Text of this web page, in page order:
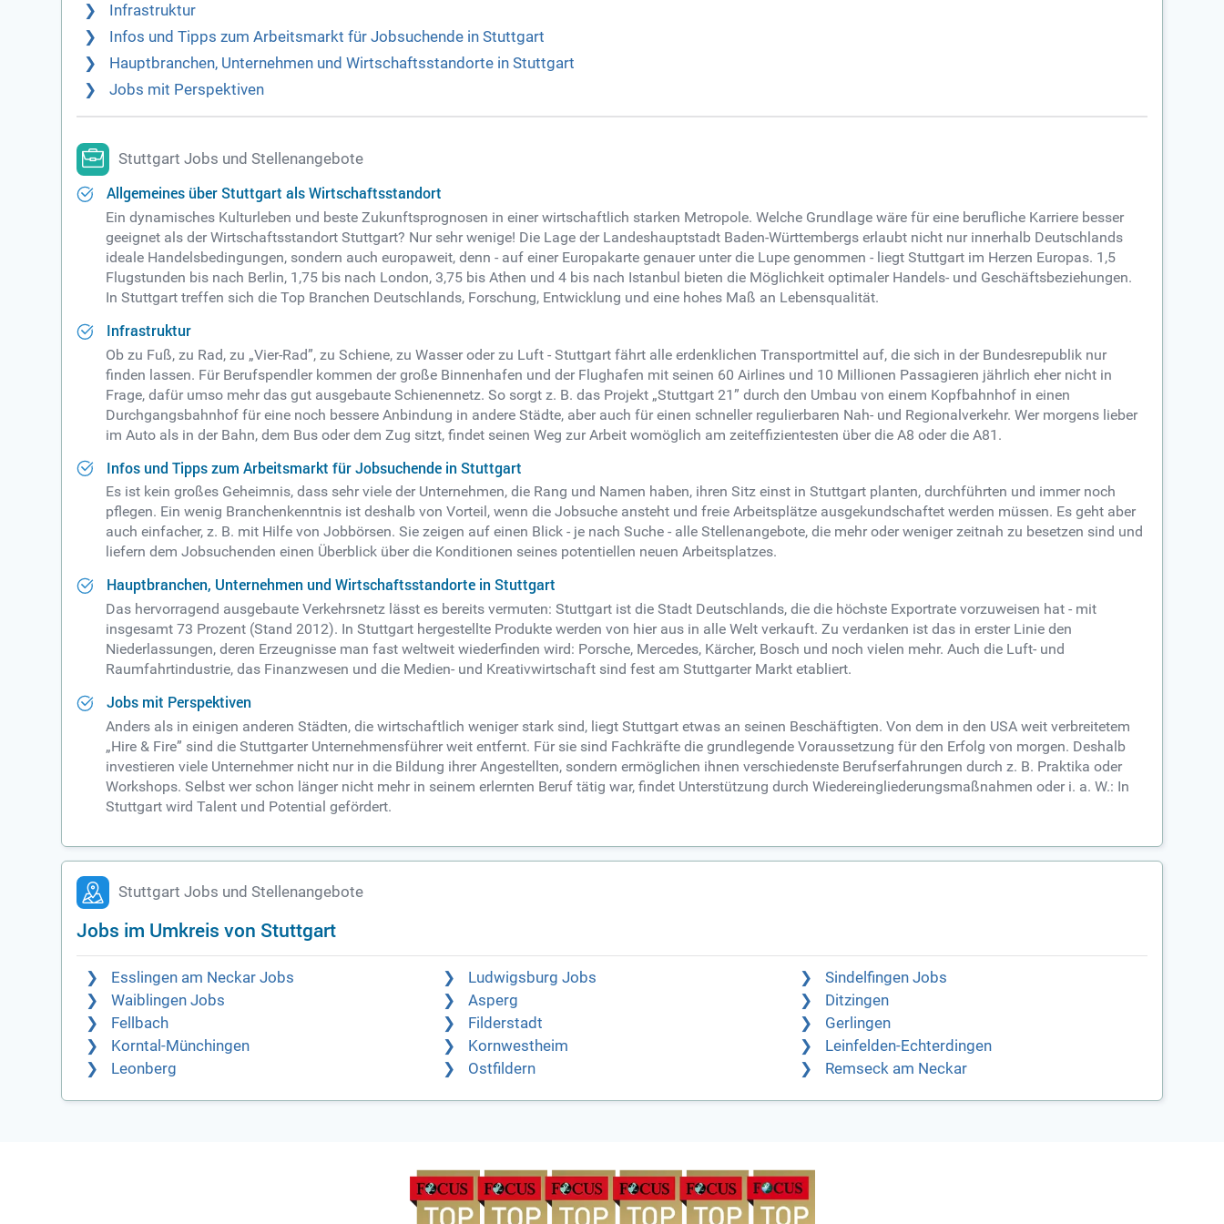
Infrastruktur
Infos und Tipps zum Arbeitsmarkt für Jobsuchende in Stuttgart
Hauptbranchen, Unternehmen und Wirtschaftsstandorte in Stuttgart
Jobs mit Perspektiven
Stuttgart Jobs und Stellenangebote
Allgemeines über Stuttgart als Wirtschaftsstandort
Ein dynamisches Kulturleben und beste Zukunftsprognosen in einer wirtschaftlich starken Metropole. Welche Grundlage wäre für eine berufliche Karriere besser
geeignet als der Wirtschaftsstandort Stuttgart? Nur sehr wenige! Die Lage der Landeshauptstadt Baden-Württembergs erlaubt nicht nur innerhalb Deutschlands
ideale Handelsbedingungen, sondern auch europaweit, denn - auf einer Europakarte genauer unter die Lupe genommen - liegt Stuttgart im Herzen Europas. 1,5
Flugstunden bis nach Berlin, 1,75 bis nach London, 3,75 bis Athen und 4 bis nach Istanbul bieten die Möglichkeit optimaler Handels- und Geschäftsbeziehungen.
In Stuttgart treffen sich die Top Branchen Deutschlands, Forschung, Entwicklung und eine hohes Maß an Lebensqualität.
Infrastruktur
Ob zu Fuß, zu Rad, zu „Vier-Rad”, zu Schiene, zu Wasser oder zu Luft - Stuttgart fährt alle erdenklichen Transportmittel auf, die sich in der Bundesrepublik nur
finden lassen. Für Berufspendler kommen der große Binnenhafen und der Flughafen mit seinen 60 Airlines und 10 Millionen Passagieren jährlich eher nicht in
Frage, dafür umso mehr das gut ausgebaute Schienennetz. So sorgt z. B. das Projekt „Stuttgart 21” durch den Umbau von einem Kopfbahnhof in einen
Durchgangsbahnhof für eine noch bessere Anbindung in andere Städte, aber auch für einen schneller regulierbaren Nah- und Regionalverkehr. Wer morgens lieber
im Auto als in der Bahn, dem Bus oder dem Zug sitzt, findet seinen Weg zur Arbeit womöglich am zeiteffizientesten über die A8 oder die A81.
Infos und Tipps zum Arbeitsmarkt für Jobsuchende in Stuttgart
Es ist kein großes Geheimnis, dass sehr viele der Unternehmen, die Rang und Namen haben, ihren Sitz einst in Stuttgart planten, durchführten und immer noch
pflegen. Ein wenig Branchenkenntnis ist deshalb von Vorteil, wenn die Jobsuche ansteht und freie Arbeitsplätze ausgekundschaftet werden müssen. Es geht aber
auch einfacher, z. B. mit Hilfe von Jobbörsen. Sie zeigen auf einen Blick - je nach Suche - alle Stellenangebote, die mehr oder weniger zeitnah zu besetzen sind und
liefern dem Jobsuchenden einen Überblick über die Konditionen seines potentiellen neuen Arbeitsplatzes.
Hauptbranchen, Unternehmen und Wirtschaftsstandorte in Stuttgart
Das hervorragend ausgebaute Verkehrsnetz lässt es bereits vermuten: Stuttgart ist die Stadt Deutschlands, die die höchste Exportrate vorzuweisen hat - mit
insgesamt 73 Prozent (Stand 2012). In Stuttgart hergestellte Produkte werden von hier aus in alle Welt verkauft. Zu verdanken ist das in erster Linie den
Niederlassungen, deren Erzeugnisse man fast weltweit wiederfinden wird: Porsche, Mercedes, Kärcher, Bosch und noch vielen mehr. Auch die Luft- und
Raumfahrtindustrie, das Finanzwesen und die Medien- und Kreativwirtschaft sind fest am Stuttgarter Markt etabliert.
Jobs mit Perspektiven
Anders als in einigen anderen Städten, die wirtschaftlich weniger stark sind, liegt Stuttgart etwas an seinen Beschäftigten. Von dem in den USA weit verbreitetem
„Hire & Fire” sind die Stuttgarter Unternehmensführer weit entfernt. Für sie sind Fachkräfte die grundlegende Voraussetzung für den Erfolg von morgen. Deshalb
investieren viele Unternehmer nicht nur in die Bildung ihrer Angestellten, sondern ermöglichen ihnen verschiedenste Berufserfahrungen durch z. B. Praktika oder
Workshops. Selbst wer schon länger nicht mehr in seinem erlernten Beruf tätig war, findet Unterstützung durch Wiedereingliederungsmaßnahmen oder i. a. W.: In
Stuttgart wird Talent und Potential gefördert.
Stuttgart Jobs und Stellenangebote
Jobs im Umkreis von Stuttgart
Esslingen am Neckar Jobs Ludwigsburg Jobs
Sindelfingen Jobs
Waiblingen Jobs
Asperg
Ditzingen
Fellbach
Filderstadt
Gerlingen
Korntal-Münchingen
Kornwestheim
Leinfelden-Echterdingen
Leonberg
Ostfildern Remseck am Neckar